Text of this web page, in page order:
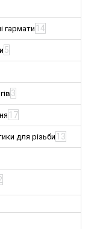
гармати 14
5
3
17
для різьби 13